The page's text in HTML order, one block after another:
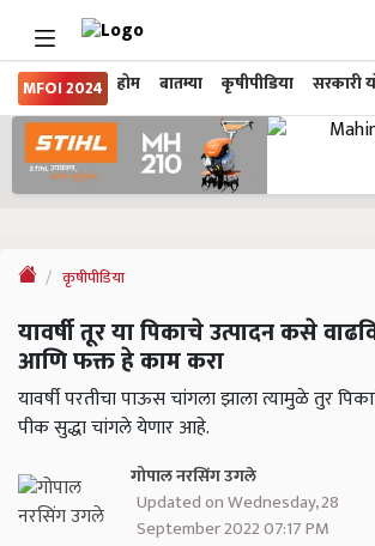
MFOI 2024 होम बातम्या कृषीपीडिया सरकारी
कृषीपीडिया
यावर्षी तूर या पिकाचे उत्पादन कसे
आणि फक्त हे काम करा
यावर्षी परतीचा पाऊस चांगला झाला त्यामुळे तुर
पीक सुद्धा चांगले येणार आहे.
गोपाल नरसिंग उगले
Updated on Wednesday, 28
September 2022 07:17 PM